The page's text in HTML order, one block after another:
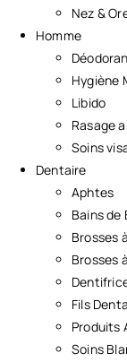
Nez &
Homme
Hygiène
Libido
Rasage
Soins
Dentaire
Aphtes
Bains de
Brosses
Brosses
Fils
Produits
Soins